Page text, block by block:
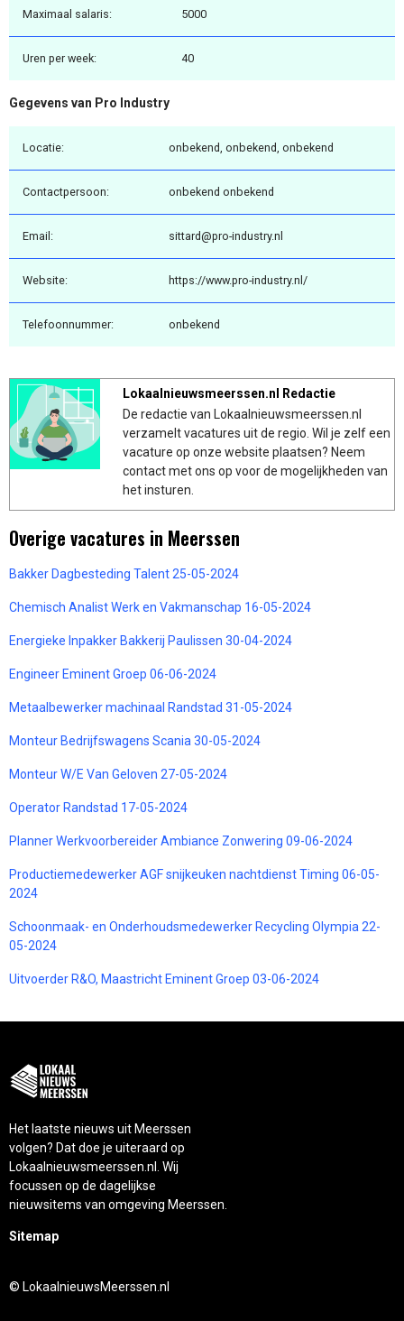
Maximaal salaris: 5000
Uren per week: 40
Gegevens van Pro Industry
Locatie: onbekend, onbekend, onbekend
Contactpersoon: onbekend onbekend
Email: sittard@pro-industry.nl
Website: https://www.pro-industry.nl/
Telefoonnummer: onbekend
Lokaalnieuwsmeerssen.nl Redactie
De redactie van Lokaalnieuwsmeerssen.nl
verzamelt vacatures uit de regio. Wil je zelf een
vacature op onze website plaatsen? Neem
contact met ons op voor de mogelijkheden van
het insturen.
Overige vacatures in Meerssen
Bakker Dagbesteding Talent 25-05-2024
Chemisch Analist Werk en Vakmanschap 16-05-2024
Energieke Inpakker Bakkerij Paulissen 30-04-2024
Engineer Eminent Groep 06-06-2024
Metaalbewerker machinaal Randstad 31-05-2024
Monteur Bedrijfswagens Scania 30-05-2024
Monteur W/E Van Geloven 27-05-2024
Operator Randstad 17-05-2024
Planner Werkvoorbereider Ambiance Zonwering 09-06-2024
Productiemedewerker AGF snijkeuken nachtdienst Timing 06-05-
2024
Schoonmaak- en Onderhoudsmedewerker Recycling Olympia 22-
05-2024
Uitvoerder R&O, Maastricht Eminent Groep 03-06-2024
Het laatste nieuws uit Meerssen
volgen? Dat doe je uiteraard op
Lokaalnieuwsmeerssen.nl. Wij
focussen op de dagelijkse
nieuwsitems van omgeving Meerssen.
Sitemap
© LokaalnieuwsMeerssen.nl